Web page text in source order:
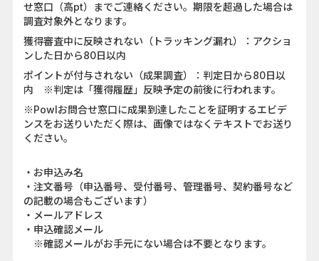
せ窓口（高pt）までご連絡ください。期限を超過した場合は
調査対象外となります。
獲得審査中に反映されない（トラッキング漏れ）：アクショ
ンした日から80日以内
ポイントが付与されない（成果調査）：判定日から80日以
内 ※判定は「獲得履歴」反映予定の前後に行われます。
※Powlお問合せ窓口に成果到達したことを証明するエビデ
ンスをお送りいただく際は、画像ではなくテキストでお送り
ください。
・お申込み名
・注文番号（申込番号、受付番号、管理番号、契約番号など
の記載の場合もございます）
・メールアドレス
・申込確認メール
※確認メールがお手元にない場合は不要となります。